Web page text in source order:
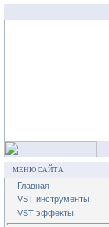
МЕНЮ САЙТА
Главная
VST инструменты
VST эффекты